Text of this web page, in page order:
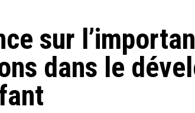
sur
dans le